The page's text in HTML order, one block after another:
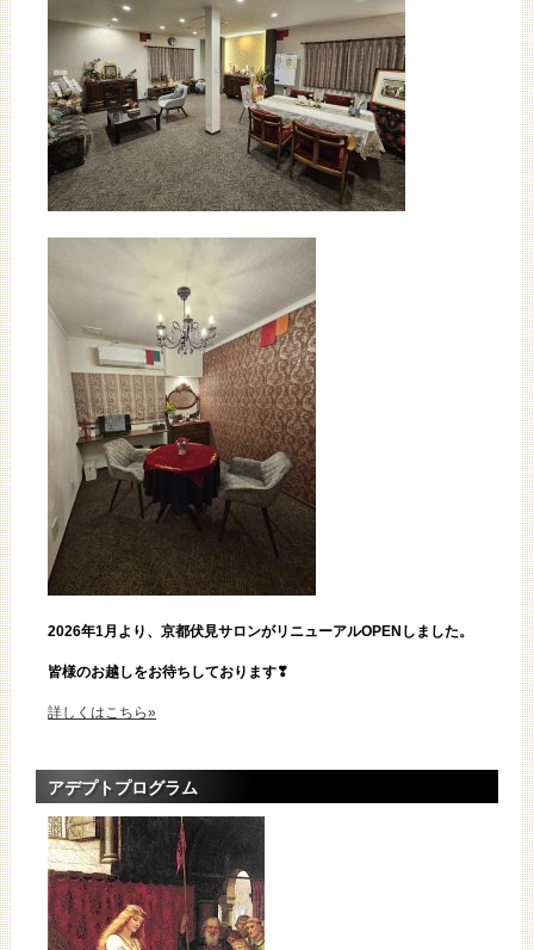
2026年1月より、京都伏見サロンがリニューアルOPENしました。
皆様のお越しをお待ちしております❣
詳しくはこちら»
アデプトプログラム